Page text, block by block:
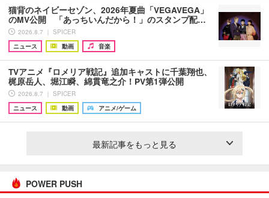
猫背のネイビーセゾン、2026年夏曲「VEGAVEGA」
のMV公開 「あっちいんだから！」のスタンプ配…
2026.8.7 ｜ SPICER
ニュース
動画 音楽
TVアニメ『ロメリア戦記』追加キャストに千葉翔也、
梶原岳人、堀江瞬、綿貫竜之介！PV第1弾公開
2026.8.7 ｜ SPICER
ニュース
動画 アニメ/ゲーム
最新記事をもっと見る
POWER PUSH